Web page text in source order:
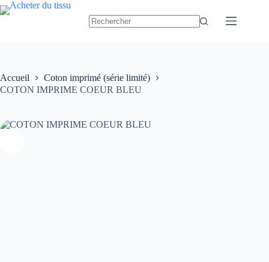
Passer
au
Accueil
Coton imprimé (série limité)
COTON IMPRIME COEUR BLEU